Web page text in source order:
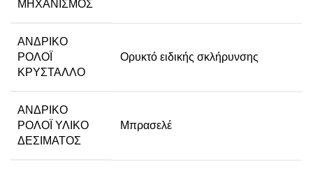
ΜΗΧΑΝΙΣΜΌΣ
ΑΝΔΡΙΚΌ
ΡΟΛΌΙ
ΚΡΎΣΤΑΛΛΟ
Ορυκτό ειδικής σκλήρυνσης
ΑΝΔΡΙΚΌ
ΡΟΛΌΙ ΥΛΙΚΌ
ΔΈΣΙΜΑΤΟΣ
Μπρασελέ